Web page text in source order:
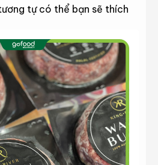
độ dày 2,5 cm chuyên dùng cho
món Steak
: Nước sốt là yếu tố không
trở nên hấp dẫn.
trong 6 vị sốt Omaha Steak
bùi: tiêu đen, kem nấm,
tự có thể bạn sẽ thích